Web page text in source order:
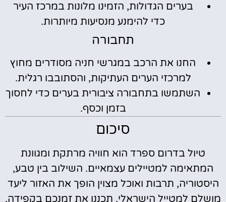
בערים הגדולות, הזמינו מלונות במרכז העיר
כדי להימנע מנסיעות מיותרות.
תחבורה
החנו את הרכב במגרשי חניה מסודרים מחוץ
למרכזי הערים העתיקות, והסתובבו רגלית.
השתמשו בתחבורה ציבורית בערים כדי לחסוך
בזמן וכסף.
סיכום
טיול בדרום ספרד הוא חוויה מרתקת ומגוונת
המתאימה למטיילים עצמאיים. השילוב בין טבע,
היסטוריה, תרבות ואוכל מצוין הופך את האזור ליעד
מושלם למטייל הישראלי. תכננו את זמנכם בקפידה,